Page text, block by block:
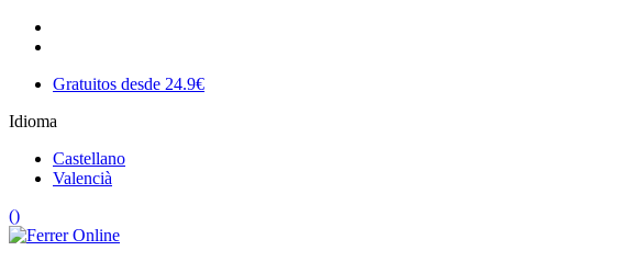
Gratuitos desde 24.9€
Idioma
Castellano
Valencià
()